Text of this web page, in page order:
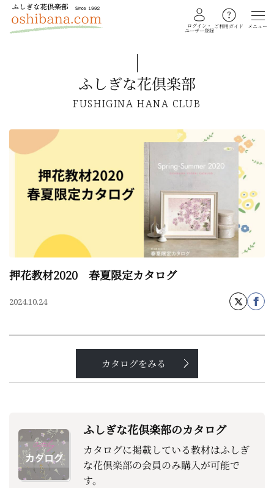
ログイン・
ユーザー登録
ご利用ガイド メニュー
ギャラリー
会員注文フォーム
ふしぎな花倶楽部
FUSHIGINA HANA CLUB
ふしぎな花倶楽部
押花教材2020 春夏限定カタログ
2024.10.24
カタログをみる
ふしぎな花倶楽部のカタログ
カタログに掲載している教材はふしぎ
な花倶楽部の会員のみ購入が可能で
す。